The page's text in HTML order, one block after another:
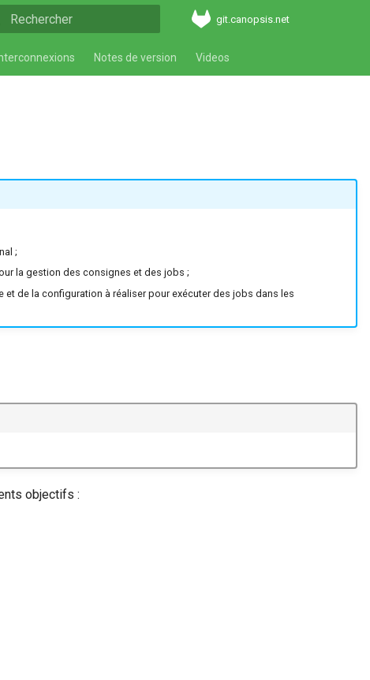
git.canopsis.net
Notes de version Videos
;
la gestion des consignes et des jobs ;
et de la configuration à réaliser pour exécuter des jobs dans les
objectifs :